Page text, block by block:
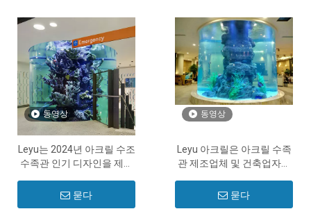
동영상
Leyu는 2024년 아크릴 수조
수족관 인기 디자인을 제공
묻다
동영상
Leyu 아크릴은 아크릴 수족
관 제조업체 및 건축업자입
묻다